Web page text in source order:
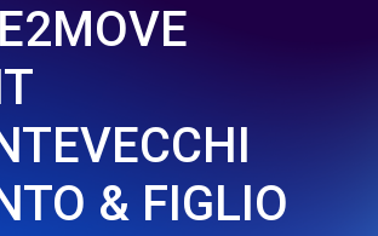
& FIGLIO